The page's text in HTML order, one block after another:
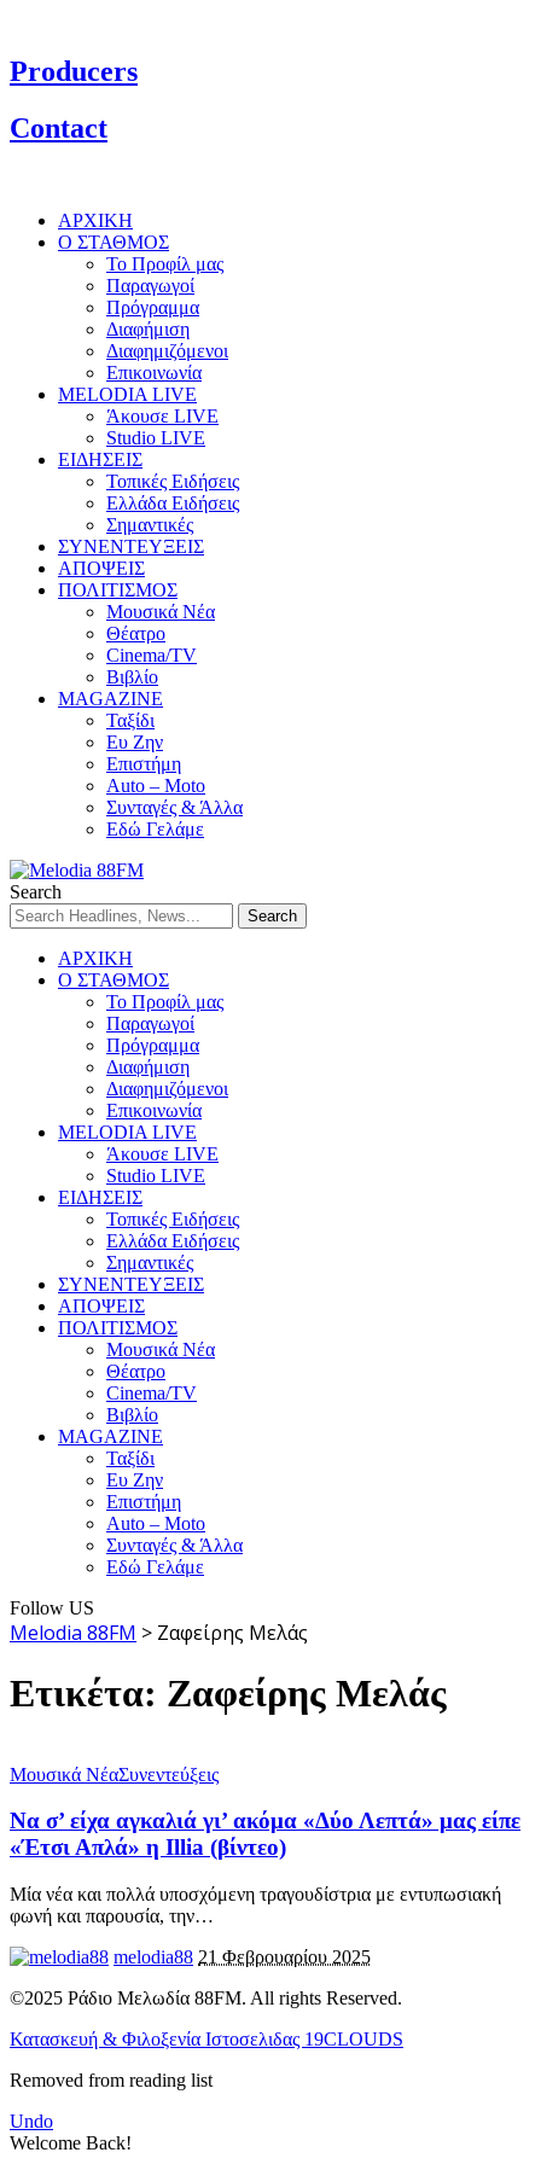
Producers
Contact
ΑΡΧΙΚΗ
Ο ΣΤΑΘΜΟΣ
Το Προφίλ μας
Παραγωγοί
Πρόγραμμα
Διαφήμιση
Διαφημιζόμενοι
Επικοινωνία
MELODIA LIVE
Άκουσε LIVE
Studio LIVE
ΕΙΔΗΣΕΙΣ
Τοπικές Ειδήσεις
Ελλάδα Ειδήσεις
Σημαντικές
ΣΥΝΕΝΤΕΥΞΕΙΣ
ΑΠΟΨΕΙΣ
ΠΟΛΙΤΙΣΜΟΣ
Μουσικά Νέα
Θέατρο
Cinema/TV
Βιβλίο
MAGAZINE
Ταξίδι
Ευ Ζην
Επιστήμη
Auto – Moto
Συνταγές & Άλλα
Εδώ Γελάμε
Search
ΑΡΧΙΚΗ
Ο ΣΤΑΘΜΟΣ
Το Προφίλ μας
Παραγωγοί
Πρόγραμμα
Διαφήμιση
Διαφημιζόμενοι
Επικοινωνία
MELODIA LIVE
Άκουσε LIVE
Studio LIVE
ΕΙΔΗΣΕΙΣ
Τοπικές Ειδήσεις
Ελλάδα Ειδήσεις
Σημαντικές
ΣΥΝΕΝΤΕΥΞΕΙΣ
ΑΠΟΨΕΙΣ
ΠΟΛΙΤΙΣΜΟΣ
Μουσικά Νέα
Θέατρο
Cinema/TV
Βιβλίο
MAGAZINE
Ταξίδι
Ευ Ζην
Επιστήμη
Auto – Moto
Συνταγές & Άλλα
Εδώ Γελάμε
Follow US
Melodia 88FM > Ζαφείρης Μελάς
Ετικέτα: Ζαφείρης Μελάς
Μουσικά ΝέαΣυνεντεύξεις
Να σ’ είχα αγκαλιά γι’ ακόμα «Δύο Λεπτά» μας είπε
«Έτσι Απλά» η Illia (βίντεο)
Μία νέα και πολλά υποσχόμενη τραγουδίστρια με εντυπωσιακή
φωνή και παρουσία, την…
melodia88 21 Φεβρουαρίου 2025
©2025 Ράδιο Μελωδία 88FM. All rights Reserved.
Κατασκευή & Φιλοξενία Ιστοσελιδας 19CLOUDS
Removed from reading list
Undo
Welcome Back!